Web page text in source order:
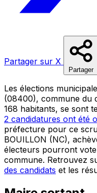
Partager sur X
Partager
Les élections
(08400), commune du
168 habitants, se sont
2 candidatures ont été
préfecture pour ce
BOUILLON (NC),
électeurs pourront
commune. Retrouvez
des candidats et les